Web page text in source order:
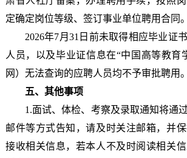
定确定岗位等级、签订事业单位聘用合同。
2026年7月31日前未取得相应毕业证
人员，以及毕业证信息在“中国高等教育
网）无法查询的应聘人员均不予审批聘用。
五、其他事项
1.面试、体检、考察及录取通知将通
邮件等方式告知，请及时关注邮箱，并
接收相关信息，若本人不及时阅读相关